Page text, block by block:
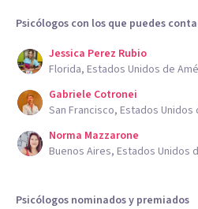
Psicólogos con los que puedes
Jessica Perez Rubio
Florida, Estados Unidos de
Gabriele Cotronei
San Francisco, Estados Unidos
Norma Mazzarone
Buenos Aires, Estados Unidos
Psicólogos nominados y premiados